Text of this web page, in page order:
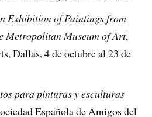
Exhibition of Paintings from
Metropolitan Museum of Art,
Dallas, 4 de octubre al 23 de
para pinturas y esculturas
Española de Amigos del